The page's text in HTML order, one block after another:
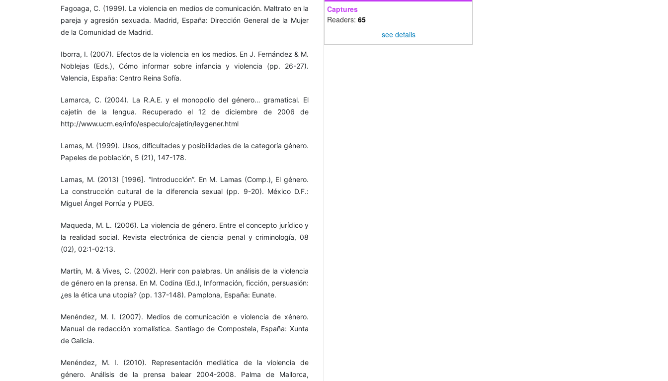
Fagoaga, C. (1999). La violencia en medios de comunicación. Maltrato en la
pareja y agresión sexuada. Madrid, España: Dirección General de la Mujer
de la Comunidad de Madrid.
Iborra, I. (2007). Efectos de la violencia en los medios. En J. Fernández & M.
Noblejas (Eds.), Cómo informar sobre infancia y violencia (pp. 26-27).
Valencia, España: Centro Reina Sofía.
Lamarca, C. (2004). La R.A.E. y el monopolio del género… gramatical. El
cajetín de la lengua. Recuperado el 12 de diciembre de 2006 de
http://www.ucm.es/info/especulo/cajetin/leygener.html
Lamas, M. (1999). Usos, dificultades y posibilidades de la categoría género.
Papeles de población, 5 (21), 147-178.
Lamas, M. (2013) [1996]. “Introducción”. En M. Lamas (Comp.), El género.
La construcción cultural de la diferencia sexual (pp. 9-20). México D.F.:
Miguel Ángel Porrúa y PUEG.
Maqueda, M. L. (2006). La violencia de género. Entre el concepto jurídico y
la realidad social. Revista electrónica de ciencia penal y criminología, 08
(02), 02:1-02:13.
Martín, M. & Vives, C. (2002). Herir con palabras. Un análisis de la violencia
de género en la prensa. En M. Codina (Ed.), Información, ficción, persuasión:
¿es la ética una utopía? (pp. 137-148). Pamplona, España: Eunate.
Menéndez, M. I. (2007). Medios de comunicación e violencia de xénero.
Manual de redacción xornalística. Santiago de Compostela, España: Xunta
de Galicia.
Menéndez, M. I. (2010). Representación mediática de la violencia de
género. Análisis de la prensa balear 2004-2008. Palma de Mallorca,
Captures
Readers: 65
see details